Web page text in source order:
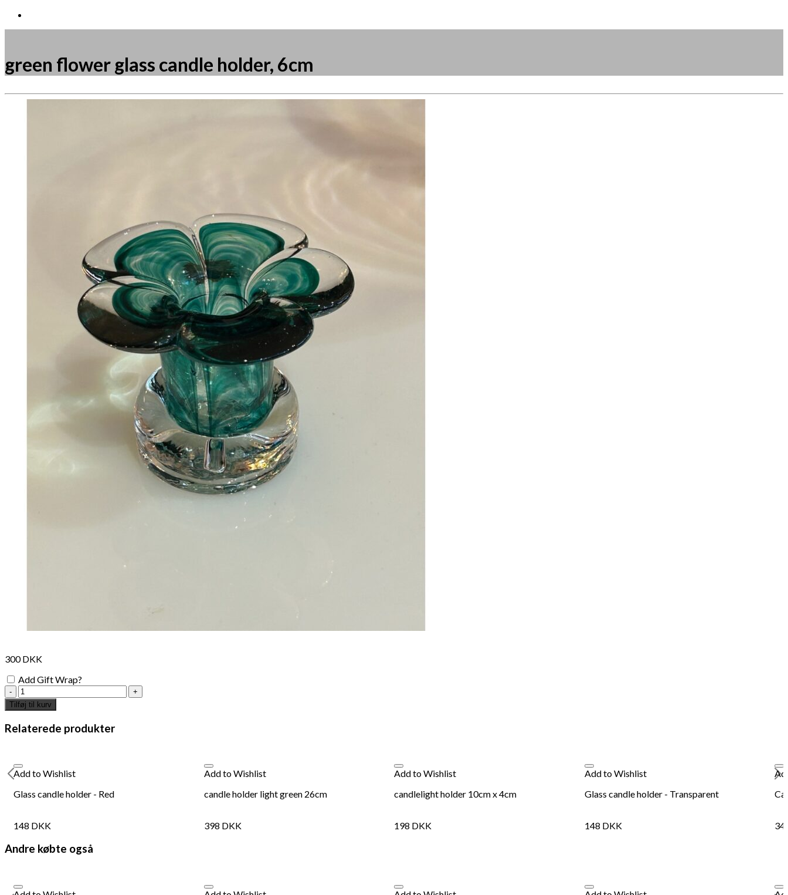
green flower glass candle holder, 6cm
hand embroidered velvet box, red 5cm
300DKK
Add Gift Wrap?
green
flower
glass
candle
holder,
Tilføj til kurv
Relaterede produkter
Add to Wishlist
Glass candle holder - Red
148 DKK
Add to Wishlist
candle holder light green 26cm
398 DKK
Add to Wishlist
candlelight holder 10cm x 4cm
198 DKK
Add to Wishlist
Glass candle holder - Transparent
148 DKK
Andre købte også